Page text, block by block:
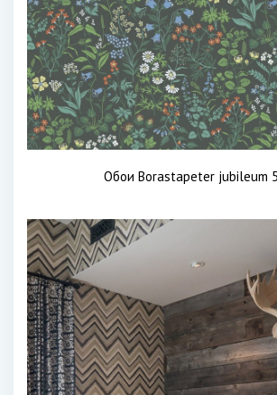
Обои Borastapeter jubileum